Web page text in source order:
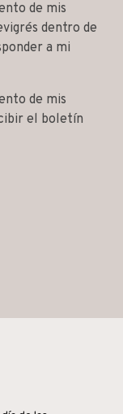
de mis
dentro de
a mi
de mis
el boletín